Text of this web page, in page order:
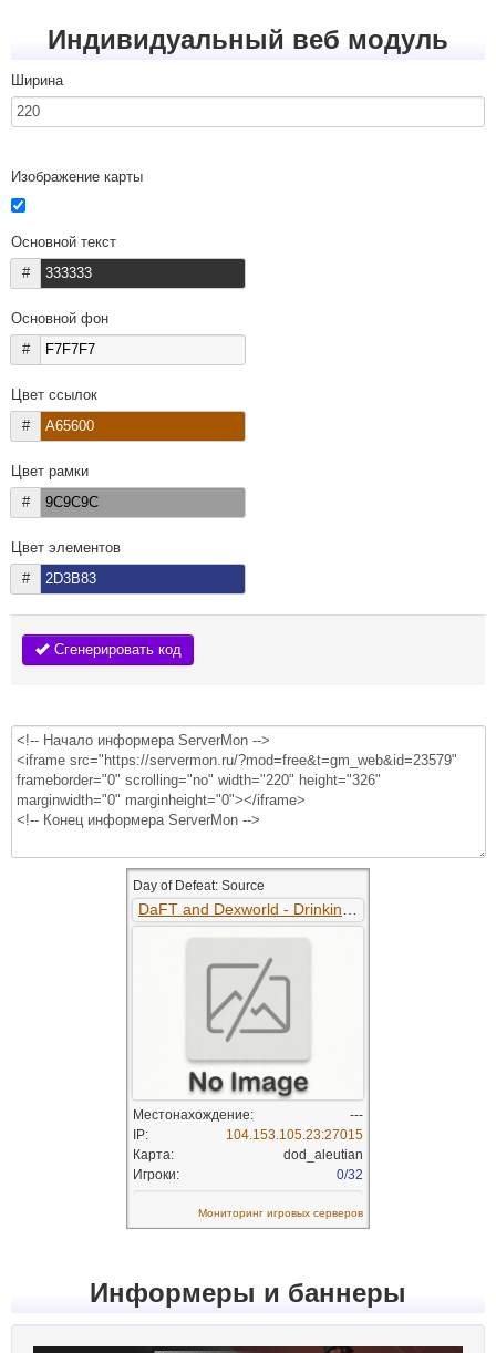
Индивидуальный веб модуль
Ширина
Изображение карты
Основной текст
#
Основной фон
#
Цвет ссылок
#
Цвет рамки
#
Цвет элементов
#
Сгенерировать код
Информеры и баннеры